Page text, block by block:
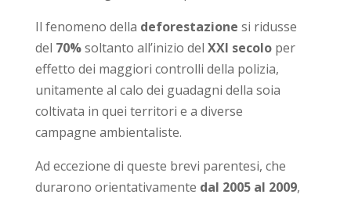
Il fenomeno della deforestazione si ridusse
del 70%soltanto all’inizio del XXI secoloper
effetto dei maggiori controlli della polizia,
unitamente al calo dei guadagni della soia
coltivata in quei territori e a diverse
campagne ambientaliste.
Ad eccezione di queste brevi parentesi, che
durarono orientativamente dal 2005 al 2009,